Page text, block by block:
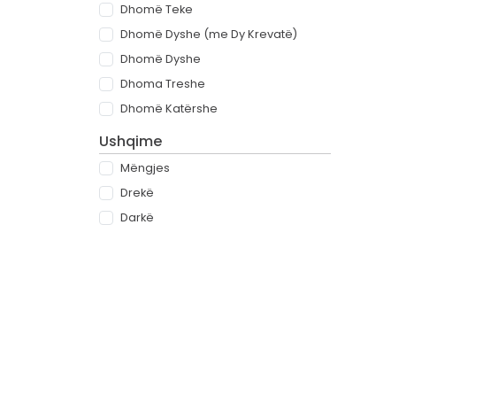
Dhomë Teke
Dhomë Dyshe (me Dy Krevatë)
Dhomë Dyshe
Dhoma Treshe
Dhomë Katërshe
Ushqime
Mëngjes
Drekë
Darkë